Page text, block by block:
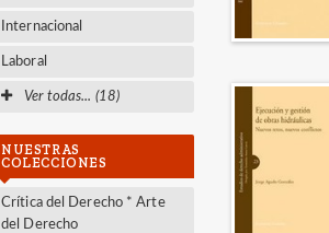
Internacional
Laboral
Ver todas... (18)
NUESTRAS
COLECCIONES
Crítica del Derecho * Arte
del Derecho